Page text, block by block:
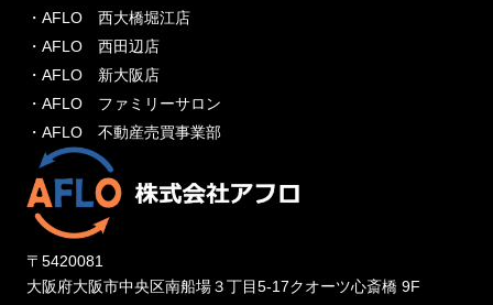
・AFLO 西大橋堀江店
・AFLO 西田辺店
・AFLO 新大阪店
・AFLO ファミリーサロン
・AFLO 不動産売買事業部
〒5420081
大阪府大阪市中央区南船場３丁目5-17クオーツ心斎橋 9F